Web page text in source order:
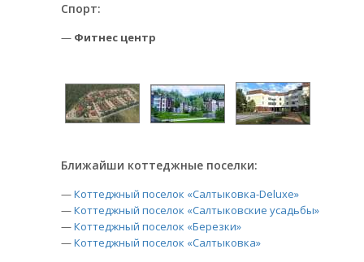
Спорт:
— Фитнес центр
Ближайши коттеджные поселки:
—Коттеджный поселок «Салтыковка-Deluxe»
—Коттеджный поселок «Салтыковские усадьбы»
—Коттеджный поселок «Березки»
—Коттеджный поселок «Салтыковка»